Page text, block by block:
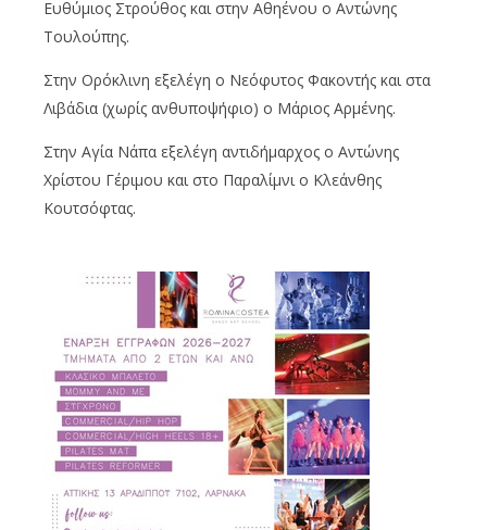
Ευθύμιος Στρούθος και στην Αθηένου ο Αντώνης
Τουλούπης.
Στην Ορόκλινη εξελέγη ο Νεόφυτος Φακοντής και στα
Λιβάδια (χωρίς ανθυποψήφιο) ο Μάριος Αρμένης.
Στην Αγία Νάπα εξελέγη αντιδήμαρχος ο Αντώνης
Χρίστου Γέριμου και στο Παραλίμνι ο Κλεάνθης
Κουτσόφτας.